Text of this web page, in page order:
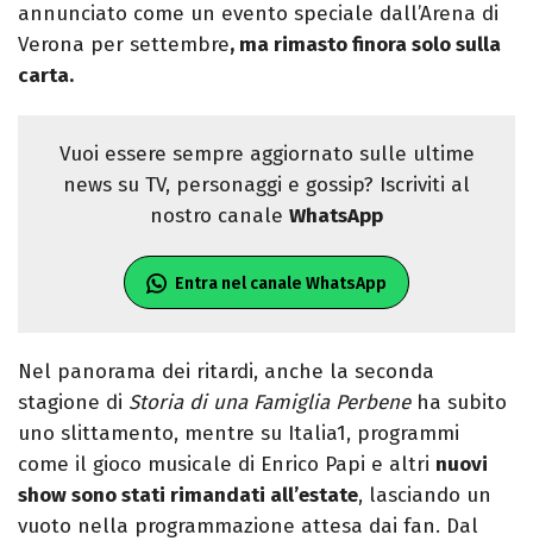
annunciato come un evento speciale dall’Arena di
Verona per settembre, ma rimasto finora solo sulla
carta.
Vuoi essere sempre aggiornato sulle ultime
news su TV, personaggi e gossip? Iscriviti al
nostro canale WhatsApp
Entra nel canale WhatsApp
Nel panorama dei ritardi, anche la seconda
stagione di Storia di una Famiglia Perbeneha subito
uno slittamento, mentre su Italia1, programmi
come il gioco musicale di Enrico Papi e altri nuovi
show sono stati rimandati all’estate, lasciando un
vuoto nella programmazione attesa dai fan. Dal